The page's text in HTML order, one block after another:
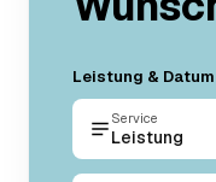
Leistung &
Service
Leistung